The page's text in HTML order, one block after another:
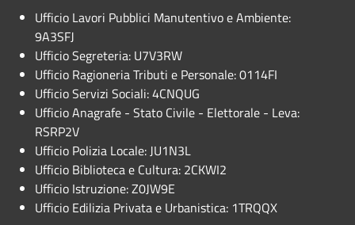
Ufficio Lavori Pubblici Manutentivo e Ambiente:
9A3SFJ
Ufficio Segreteria: U7V3RW
Ufficio Ragioneria Tributi e Personale: 0114FI
Ufficio Servizi Sociali: 4CNQUG
Ufficio Anagrafe - Stato Civile - Elettorale - Leva:
RSRP2V
Ufficio Polizia Locale: JU1N3L
Ufficio Biblioteca e Cultura: 2CKWI2
Ufficio Istruzione: Z0JW9E
Ufficio Edilizia Privata e Urbanistica: 1TRQQX